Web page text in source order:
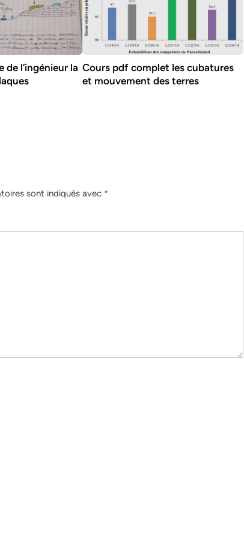
de l’ingénieur la Cours pdf complet les cubatures
et mouvement des terres
sont indiqués avec *